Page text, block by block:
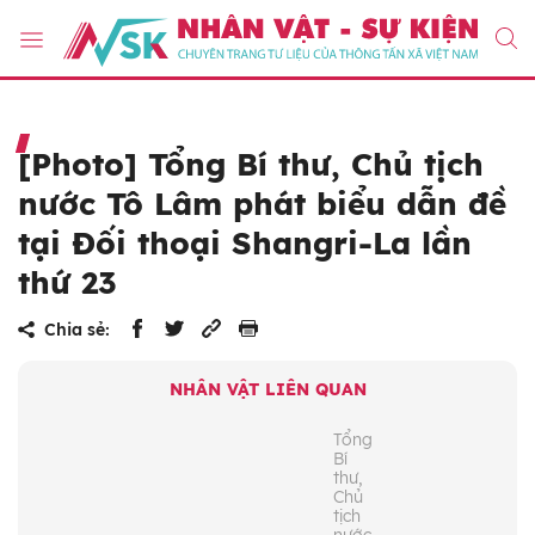
[Photo] Tổng Bí thư, Chủ tịch
nước Tô Lâm phát biểu dẫn đề
tại Đối thoại Shangri-La lần
thứ 23
Chia sẻ:
NHÂN VẬT LIÊN QUAN
Tổng
Bí
thư,
Chủ
tịch